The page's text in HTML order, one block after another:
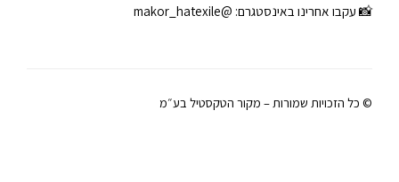
📸 עקבו אחרינו באינסטגרם: @makor_hatexile
© כל הזכויות שמורות – מקור הטקסטיל בע״מ